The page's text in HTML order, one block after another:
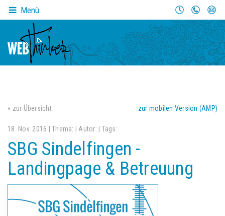
Menü
« zur Übersicht zur mobilen Version (AMP)
18. Nov. 2016 | Thema: | Autor: | Tags:
SBG Sindelfingen -
Landingpage & Betreuung